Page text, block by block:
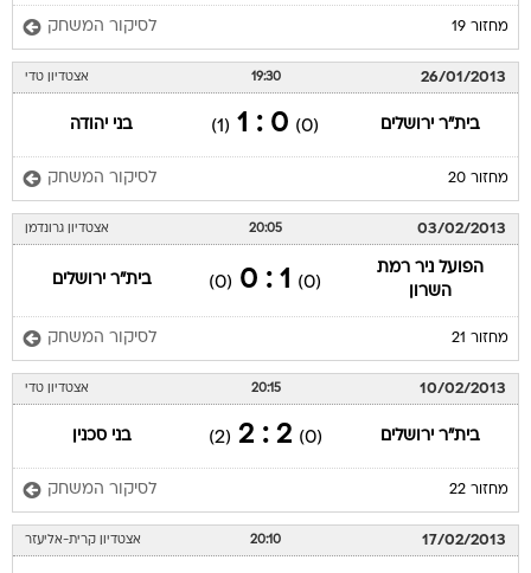
מחזור 19 לסיקור המשחק
26/01/2013
19:30 אצטדיון טדי
בית"ר ירושלים (0)
0 : 1
(1) בני יהודה
מחזור 20 לסיקור המשחק
03/02/2013
20:05 אצטדיון גרונדמן
הפועל ניר רמת
השרון
(0)
1 : 0
(0) בית"ר ירושלים
מחזור 21 לסיקור המשחק
10/02/2013
20:15 אצטדיון טדי
בית"ר ירושלים (0)
2 : 2
(2) בני סכנין
מחזור 22 לסיקור המשחק
17/02/2013
20:10 אצטדיון קרית-אליעזר